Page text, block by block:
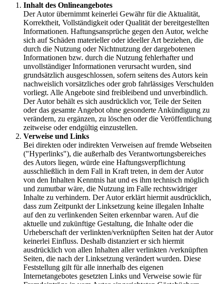
Inhalt des Onlineangebotes
Der Autor übernimmt keinerlei Gewähr für die Aktualität,
Korrektheit, Vollständigkeit oder Qualität der bereitgestellten
Informationen. Haftungsansprüche gegen den Autor, welche
sich auf Schäden materieller oder ideeller Art beziehen, die
durch die Nutzung oder Nichtnutzung der dargebotenen
Informationen bzw. durch die Nutzung fehlerhafter und
unvollständiger Informationen verursacht wurden, sind
grundsätzlich ausgeschlossen, sofern seitens des Autors kein
nachweislich vorsätzliches oder grob fahrlässiges Verschulden
vorliegt. Alle Angebote sind freibleibend und unverbindlich.
Der Autor behält es sich ausdrücklich vor, Teile der Seiten
oder das gesamte Angebot ohne gesonderte Ankündigung zu
verändern, zu ergänzen, zu löschen oder die Veröffentlichung
zeitweise oder endgültig einzustellen.
Verweise und Links
Bei direkten oder indirekten Verweisen auf fremde Webseiten
("Hyperlinks"), die außerhalb des Verantwortungsbereiches
des Autors liegen, würde eine Haftungsverpflichtung
ausschließlich in dem Fall in Kraft treten, in dem der Autor
von den Inhalten Kenntnis hat und es ihm technisch möglich
und zumutbar wäre, die Nutzung im Falle rechtswidriger
Inhalte zu verhindern. Der Autor erklärt hiermit ausdrücklich,
dass zum Zeitpunkt der Linksetzung keine illegalen Inhalte
auf den zu verlinkenden Seiten erkennbar waren. Auf die
aktuelle und zukünftige Gestaltung, die Inhalte oder die
Urheberschaft der verlinkten/verknüpften Seiten hat der Autor
keinerlei Einfluss. Deshalb distanziert er sich hiermit
ausdrücklich von allen Inhalten aller verlinkten /verknüpften
Seiten, die nach der Linksetzung verändert wurden. Diese
Feststellung gilt für alle innerhalb des eigenen
Internetangebotes gesetzten Links und Verweise sowie für